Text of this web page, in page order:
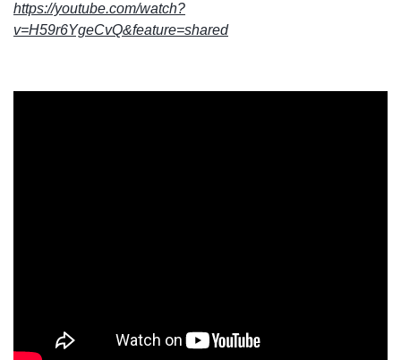
https://youtube.com/watch?
v=H59r6YgeCvQ&feature=shared